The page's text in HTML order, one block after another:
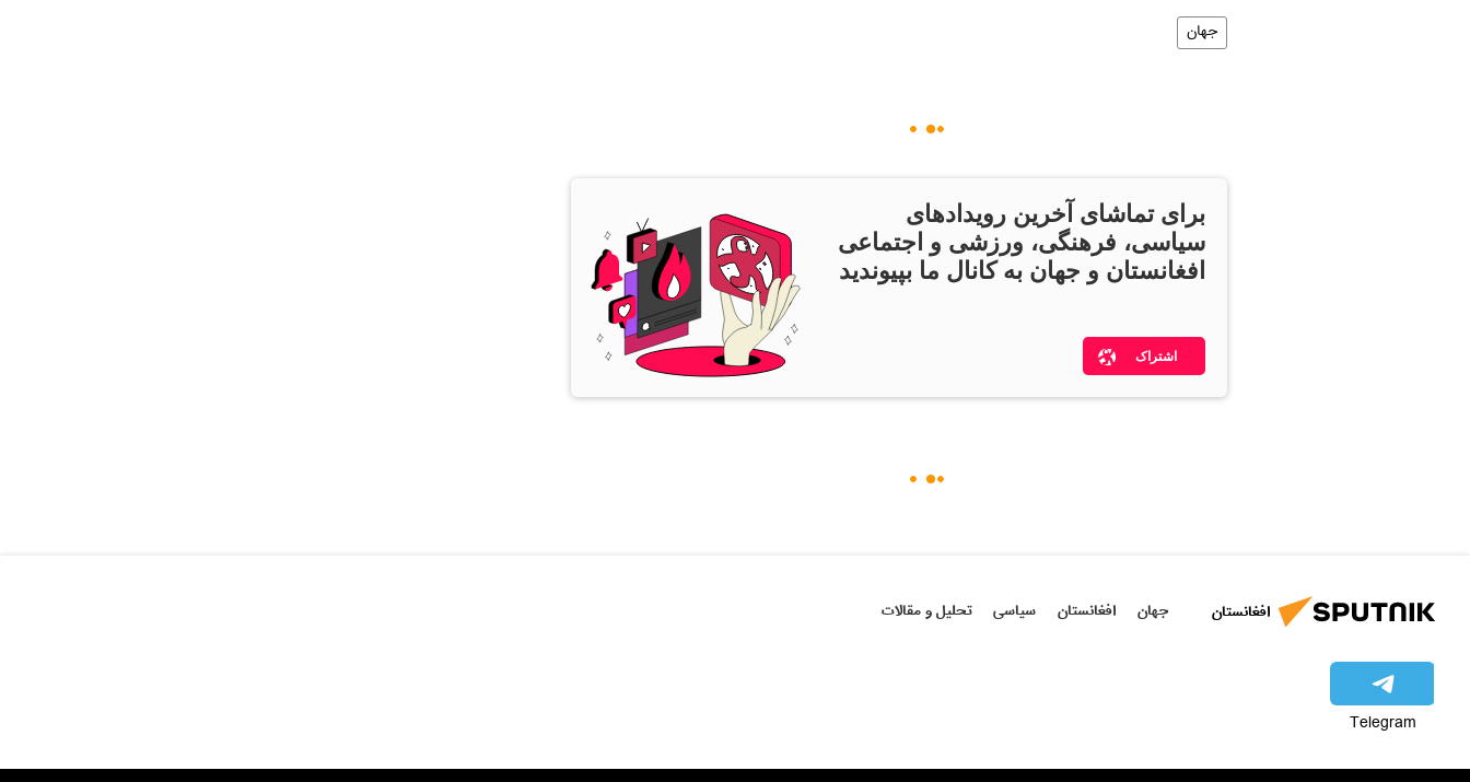
جهان
برای تماشای آخرین رویدادهای
سیاسی، فرهنگی، ورزشی و اجتماعی
افغانستان و جهان به کانال ما بپیوندید
اشتراک
افغانستان جهان افغانستان سیاسی تحلیل و مقالات
Telegram